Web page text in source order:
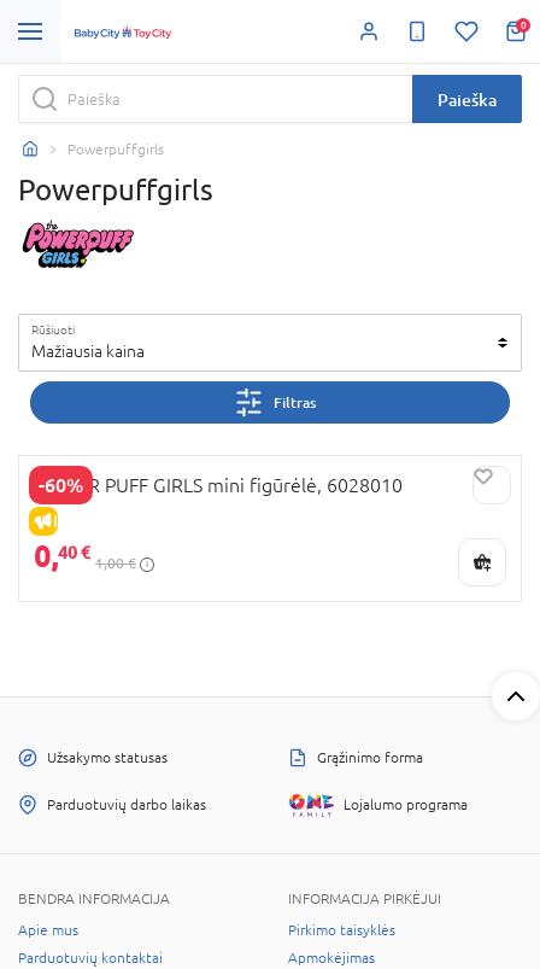
0
Paieška
Powerpuffgirls
Powerpuffgirls
Rūšiuoti
Mažiausia kaina
Filtras
-60%
IŠPARDAVIMAS
POWER PUFF GIRLS mini figūrėlė, 6028010
0,40 €
1,00 €
Užsakymo statusas Grąžinimo forma
Parduotuvių darbo laikas Lojalumo programa
BENDRA INFORMACIJA
Apie mus
Parduotuvių kontaktai
INFORMACIJA PIRKĖJUI
Pirkimo taisyklės
Apmokėjimas